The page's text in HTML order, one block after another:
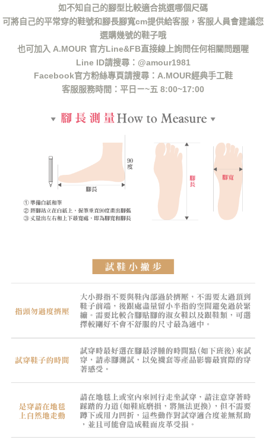
如不知自己的腳型比較適合挑選哪個尺碼
可將自己的平常穿的鞋號和腳長腳寬cm提供給客服，客服人員會建議您
選購幾號的鞋子哦
也可加入 A.MOUR 官方Line&FB直接線上詢問任何相關問題喔
Line ID請搜尋：@amour1981
Facebook官方粉絲專頁請搜尋：A.MOUR經典手工鞋
客服服務時間：平日ㄧ~五 8:00~17:00